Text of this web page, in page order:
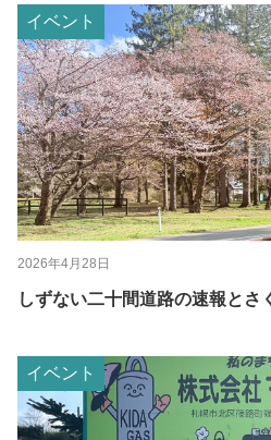
イベント
2026年4月28日
しずない二十間道路の速報とさ
イベント